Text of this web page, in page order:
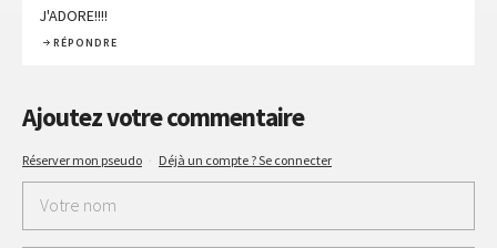
J'ADORE!!!!
RÉPONDRE
Ajoutez votre commentaire
Réserver mon pseudo · Déjà un compte ? Se connecter